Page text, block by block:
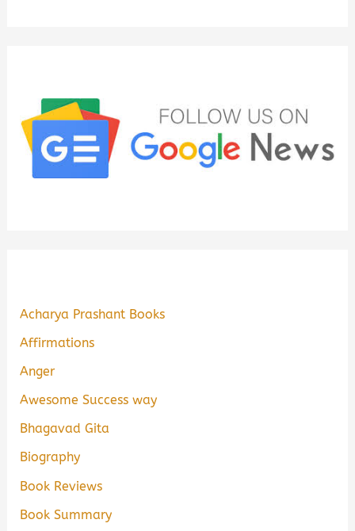
Acharya Prashant Books
Affirmations
Anger
Awesome Success way
Bhagavad Gita
Biography
Book Reviews
Book Summary